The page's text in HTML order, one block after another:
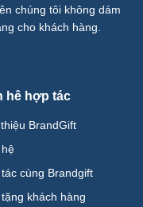
chúng tôi không dám
cho khách hàng.
hê hợp tác
BrandGift
cùng Brandgift
khách hàng